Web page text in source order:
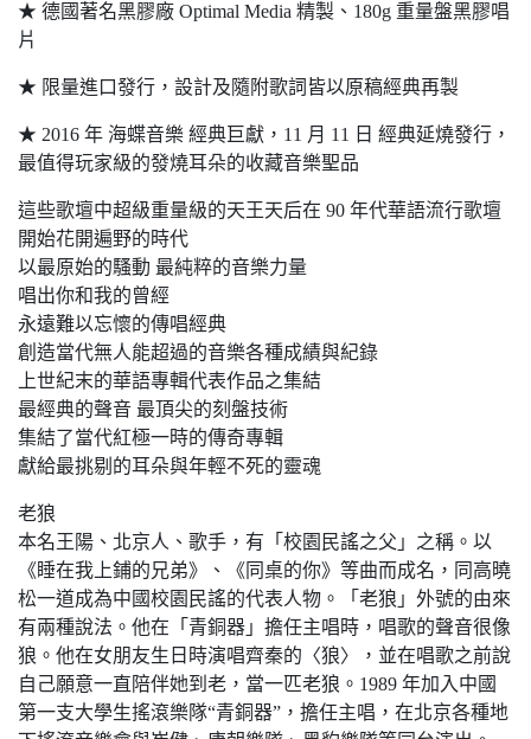
★ 德國著名黑膠廠 Optimal Media 精製、180g 重量盤黑膠唱
片
★ 限量進口發行，設計及隨附歌詞皆以原稿經典再製
★ 2016 年 海蝶音樂 經典巨獻，11 月 11 日 經典延燒發行，
最值得玩家級的發燒耳朵的收藏音樂聖品
這些歌壇中超級重量級的天王天后在 90 年代華語流行歌壇
開始花開遍野的時代
以最原始的騷動 最純粹的音樂力量
唱出你和我的曾經
永遠難以忘懷的傳唱經典
創造當代無人能超過的音樂各種成績與紀錄
上世紀末的華語專輯代表作品之集結
最經典的聲音 最頂尖的刻盤技術
集結了當代紅極一時的傳奇專輯
獻給最挑剔的耳朵與年輕不死的靈魂
老狼
本名王陽、北京人、歌手，有「校園民謠之父」之稱。以
《睡在我上鋪的兄弟》、《同桌的你》等曲而成名，同高曉
松一道成為中國校園民謠的代表人物。「老狼」外號的由來
有兩種說法。他在「青銅器」擔任主唱時，唱歌的聲音很像
狼。他在女朋友生日時演唱齊秦的〈狼〉，並在唱歌之前說
自己願意一直陪伴她到老，當一匹老狼。1989 年加入中國
第一支大學生搖滾樂隊“青銅器”，擔任主唱，在北京各種地